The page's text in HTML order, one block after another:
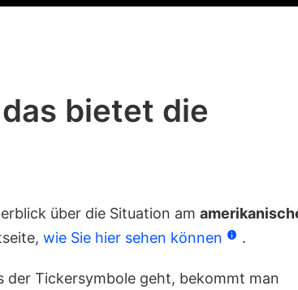
bietet die
über die Situation am
wie Sie hier sehen können .
der Tickersymbole geht, bekommt man